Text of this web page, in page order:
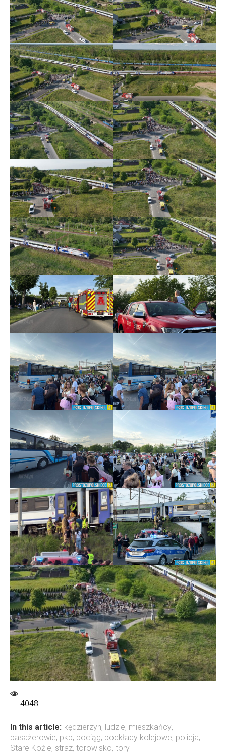
4048
In this article: kędzierzyn, ludzie, mieszkańcy,
pasażerowie, pkp, pociąg, podkłady kolejowe, policja,
Stare Kożle, straz, torowisko, tory